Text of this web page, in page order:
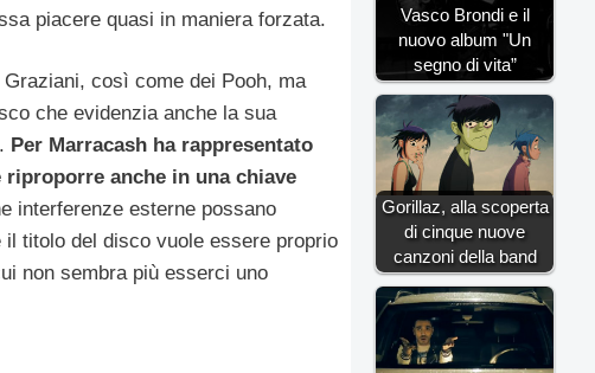
piacere quasi in maniera forzata.
Graziani, così come dei Pooh, ma
che evidenzia anche la sua
Per Marracash ha rappresentato
anche in una chiave
interferenze esterne possano
titolo del disco vuole essere proprio
non sembra più esserci uno
Vasco Brondi e il
nuovo album "Un
segno di vita”
Gorillaz, alla scoperta
di cinque nuove
canzoni della band